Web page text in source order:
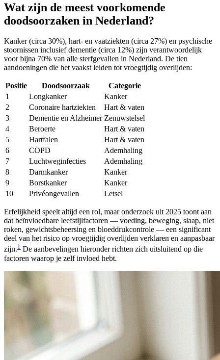
Wat zijn de meest voorkomende
doodsoorzaken in Nederland?
Kanker (circa 30%), hart- en vaatziekten (circa 27%) en psychische
stoornissen inclusief dementie (circa 12%) zijn verantwoordelijk
voor bijna 70% van alle sterfgevallen in Nederland. De tien
aandoeningen die het vaakst leiden tot vroegtijdig overlijden:
Positie Doodsoorzaak
Categorie
1
Longkanker
Kanker
2
Coronaire hartziekten
Hart & vaten
3
Dementie en Alzheimer Zenuwstelsel
4
Beroerte
Hart & vaten
5
Hartfalen
Hart & vaten
6
COPD
Ademhaling
7
Luchtweginfecties
Ademhaling
8
Darmkanker
Kanker
9
Borstkanker
Kanker
10
Privéongevallen Letsel
Erfelijkheid speelt altijd een rol, maar onderzoek uit 2025 toont aan
dat beïnvloedbare leefstijlfactoren — voeding, beweging, slaap, niet
roken, gewichtsbeheersing en bloeddrukcontrole — een significant
deel van het risico op vroegtijdig overlijden verklaren en aanpasbaar
zijn.1 De aanbevelingen hieronder richten zich uitsluitend op die
factoren waarop je zelf invloed hebt.